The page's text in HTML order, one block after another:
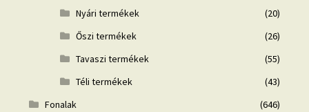
Nyári termékek
(20)
Őszi termékek
(26)
Tavaszi termékek
(55)
Téli termékek
(43)
Fonalak
(646)